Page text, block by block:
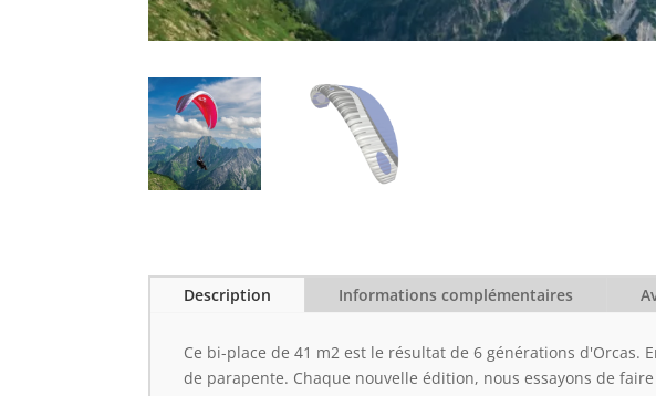
Description Informations complémentaires
Ce bi-place de 41 m2 est le résultat de 6 générations
de parapente. Chaque nouvelle édition, nous essayons de